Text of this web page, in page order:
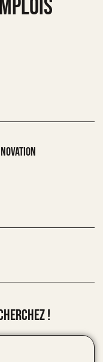
pouvez postuler
!